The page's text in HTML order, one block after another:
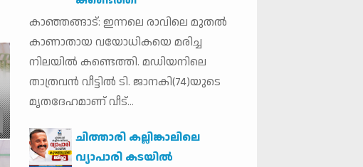
കാഞ്ഞങ്ങാട്: ഇന്നലെ രാവിലെ മുതല്‍
കാണാതായ വയോധികയെ മരിച്ച
നിലയില്‍ കണ്ടെത്തി. മഡിയനിലെ
താത്രവന്‍ വീട്ടില്‍ ടി. ജാനകി(74)യുടെ
മൃതദേഹമാണ് വീട്...
ചിത്താരി കല്ലിങ്കാലിലെ
വ്യാപാരി കടയിൽ